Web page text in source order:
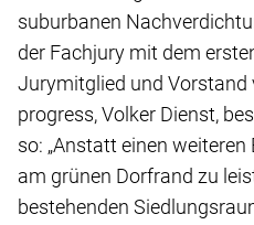
suburbanen
der Fachjury mit dem
Jurymitglied und Vorstand
progress, Volker Dienst,
so: „Anstatt einen
am grünen Dorfrand zu
bestehenden